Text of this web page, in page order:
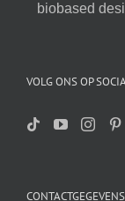
biobased
VOLG ONS OP
CONTACTGEGEVENS